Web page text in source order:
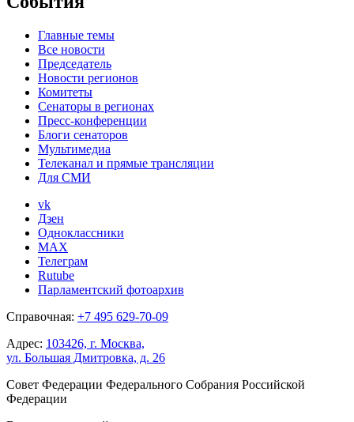
Главные темы
Все новости
Председатель
Новости регионов
Комитеты
Сенаторы в регионах
Пресс-конференции
Блоги сенаторов
Мультимедиа
Телеканал и прямые трансляции
Для СМИ
vk
Дзен
Одноклассники
MAX
Телеграм
Rutube
Парламентский фотоархив
Справочная: +7 495 629-70-09
Адрес: 103426, г. Москва,
ул. Большая Дмитровка, д. 26
Совет Федерации Федерального Собрания Российской
Федерации